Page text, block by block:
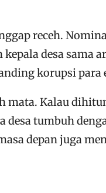
receh.
desa sama
korupsi para
mata. Kalau
tumbuh
depan juga